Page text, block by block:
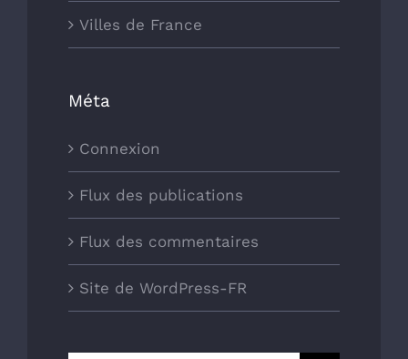
Villes de France
Méta
Connexion
Flux des publications
Flux des commentaires
Site de WordPress-FR